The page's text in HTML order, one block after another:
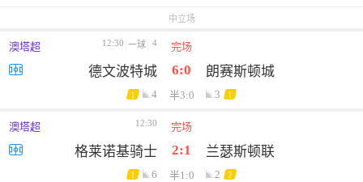
中立场
澳塔超 12:30 一球 4 完场
德文波特城 6:0 朗赛斯顿城
1 4 半3:0 3 1
澳塔超 12:30 完场
格莱诺基骑士 2:1 兰瑟斯顿联
1 6 半1:0 2 2